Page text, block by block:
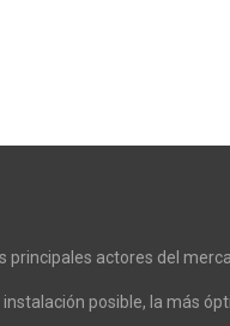
principales actores del
posible, la más